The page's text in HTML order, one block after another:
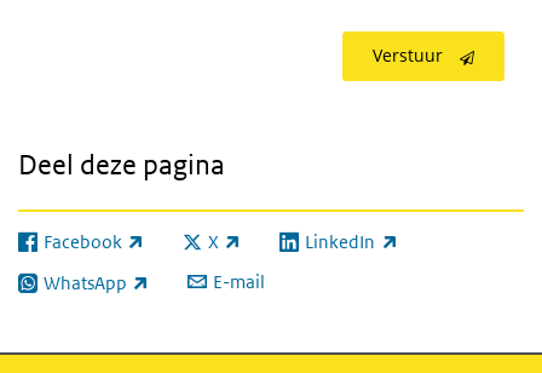
Verstuur
Deel deze pagina
Facebook
(externe link) X
(externe link) LinkedIn
(externe link)
WhatsApp
(externe link) E-mail